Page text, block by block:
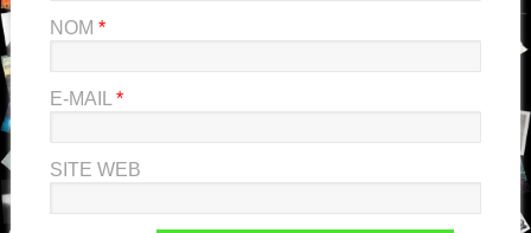
NOM *
E-MAIL *
SITE WEB